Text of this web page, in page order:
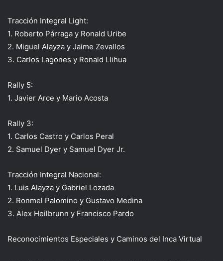
Tracción Integral Light:
1. Roberto Párraga y Ronald Uribe
2. Miguel Alayza y Jaime Zevallos
3. Carlos Lagones y Ronald Llihua
Rally 5:
1. Javier Arce y Mario Acosta
Rally 3:
1. Carlos Castro y Carlos Peral
2. Samuel Dyer y Samuel Dyer Jr.
Tracción Integral Nacional:
1. Luis Alayza y Gabriel Lozada
2. Ronmel Palomino y Gustavo Medina
3. Alex Heilbrunn y Francisco Pardo
Reconocimientos Especiales y Caminos del Inca Virtual